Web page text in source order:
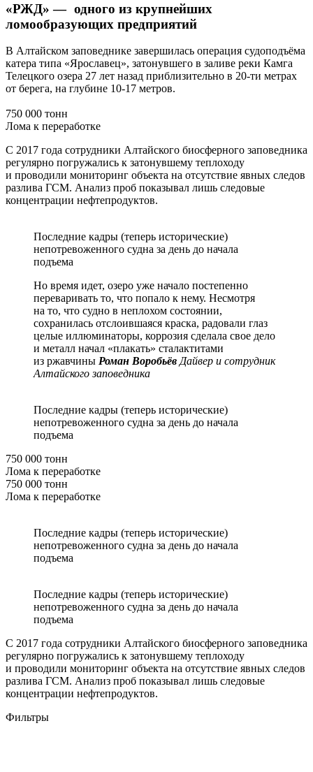
«РЖД» — одного из крупнейших
ломообразующих предприятий
В Алтайском заповеднике завершилась операция судоподъёма
катера типа «Ярославец», затонувшего в заливе реки Камга
Телецкого озера 27 лет назад приблизительно в 20-ти метрах
от берега, на глубине 10-17 метров.
750 000 тонн
Лома к переработке
С 2017 года сотрудники Алтайского биосферного заповедника
регулярно погружались к затонувшему теплоходу
и проводили мониторинг объекта на отсутствие явных следов
разлива ГСМ. Анализ проб показывал лишь следовые
концентрации нефтепродуктов.
Последние кадры (теперь исторические)
непотревоженного судна за день до начала
подъема
Но время идет, озеро уже начало постепенно
переваривать то, что попало к нему. Несмотря
на то, что судно в неплохом состоянии,
сохранилась отслоившаяся краска, радовали глаз
целые иллюминаторы, коррозия сделала свое дело
и металл начал «плакать» сталактитами
из ржавчины Роман Воробьёв Дайвер и сотрудник
Алтайского заповедника
Последние кадры (теперь исторические)
непотревоженного судна за день до начала
подъема
750 000 тонн
Лома к переработке
750 000 тонн
Лома к переработке
Последние кадры (теперь исторические)
непотревоженного судна за день до начала
подъема
Последние кадры (теперь исторические)
непотревоженного судна за день до начала
подъема
С 2017 года сотрудники Алтайского биосферного заповедника
регулярно погружались к затонувшему теплоходу
и проводили мониторинг объекта на отсутствие явных следов
разлива ГСМ. Анализ проб показывал лишь следовые
концентрации нефтепродуктов.
Фильтры